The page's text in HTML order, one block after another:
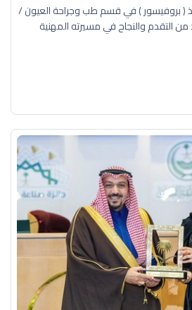
( بروفيسور ) في قسم طب وجراحة العيون /
التقدم والنجاح في مسيرته المهنية